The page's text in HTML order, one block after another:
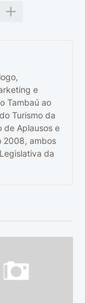
e
Tambaú ao
Turismo da
de Aplausos e
2008, ambos
da